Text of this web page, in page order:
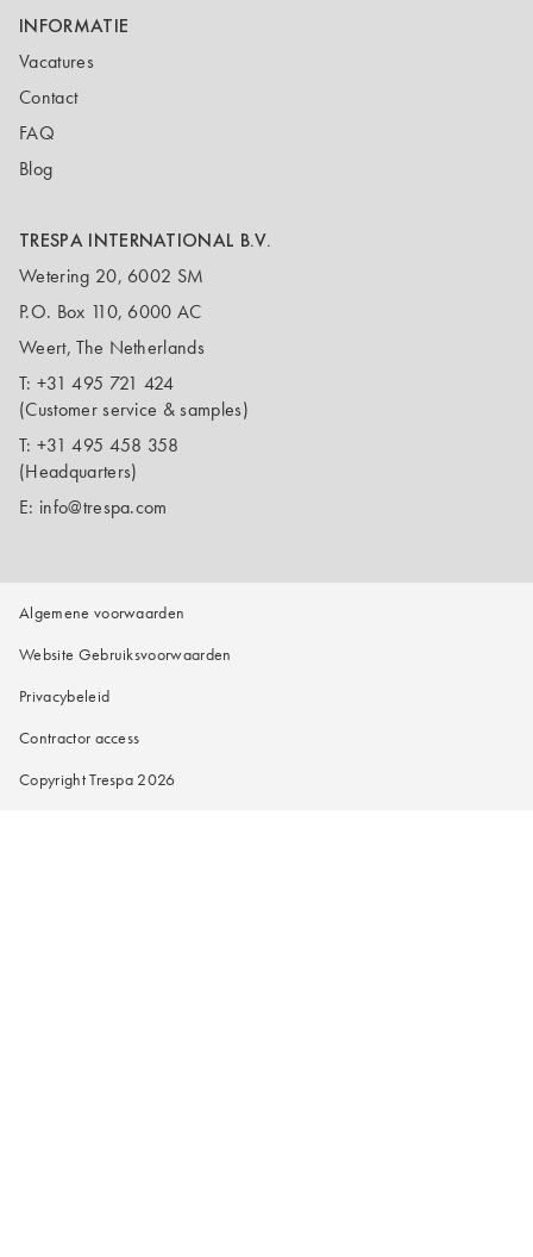
INFORMATIE
Vacatures
Contact
FAQ
Blog
TRESPA INTERNATIONAL B.V.
Wetering 20, 6002 SM
P.O. Box 110, 6000 AC
Weert, The Netherlands
T: +31 495 721 424
(Customer service & samples)
T: +31 495 458 358
(Headquarters)
E: info@trespa.com
Algemene voorwaarden
Website Gebruiksvoorwaarden
Privacybeleid
Contractor access
Copyright Trespa 2026